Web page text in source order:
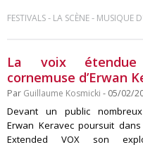
FESTIVALS- LA SCÈNE- MUSIQUE
La voix
cornemuse d’Erwan
Par Guillaume Kosmicki - 05/02/
Devant un public
Erwan Keravec poursuit
Extended VOX son